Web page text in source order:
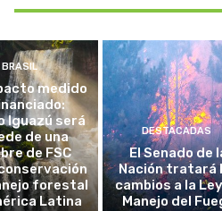
BRASIL
medido
Iguazú será
de una
de FSC
forestal
Latina
DESTACADAS
El Senado de
Nación tratará
cambios a la
Manejo del